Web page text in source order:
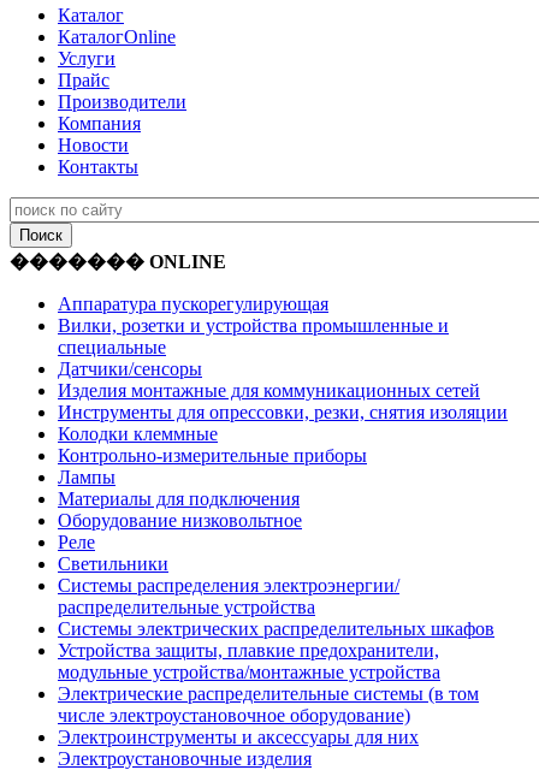
Каталог
КаталогOnline
Услуги
Прайс
Производители
Компания
Новости
Контакты
������� ONLINE
Аппаратура пускорегулирующая
Вилки, розетки и устройства промышленные и
специальные
Датчики/сенсоры
Изделия монтажные для коммуникационных сетей
Инструменты для опрессовки, резки, снятия изоляции
Колодки клеммные
Контрольно-измерительные приборы
Лампы
Материалы для подключения
Оборудование низковольтное
Реле
Светильники
Системы распределения электроэнергии/
распределительные устройства
Системы электрических распределительных шкафов
Устройства защиты, плавкие предохранители,
модульные устройства/монтажные устройства
Электрические распределительные системы (в том
числе электроустановочное оборудование)
Электроинструменты и аксессуары для них
Электроустановочные изделия